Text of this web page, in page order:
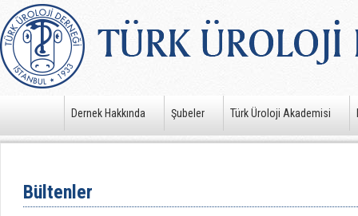
Dernek Hakkında Şubeler Türk Üroloji Akademisi
Bültenler